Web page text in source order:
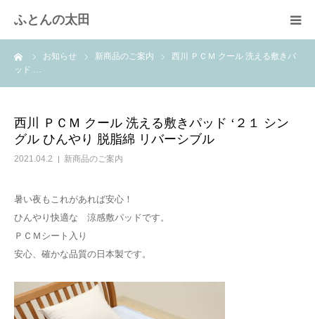
ふとんの太田
お知らせ 新商品のご案内
西川 ＰＣＭ クール 洗える敷きパ
ッド …
西川 ＰＣＭ クール 洗える敷きパッド ‘２１ シン
グル ひんやり 脱脂綿 リバーシブル
2021.04.2 新商品のご案内
暑い夜もこれがあれば安心！
ひんやり快適な 涼感敷パッドです。
ＰＣＭシート入り
安心、確かな品質の日本製です。
羽毛布団のリフォーム
取扱商品
会社概要